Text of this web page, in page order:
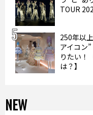
TOUR
250年以
アイコン
りたい！
は？】
NEW